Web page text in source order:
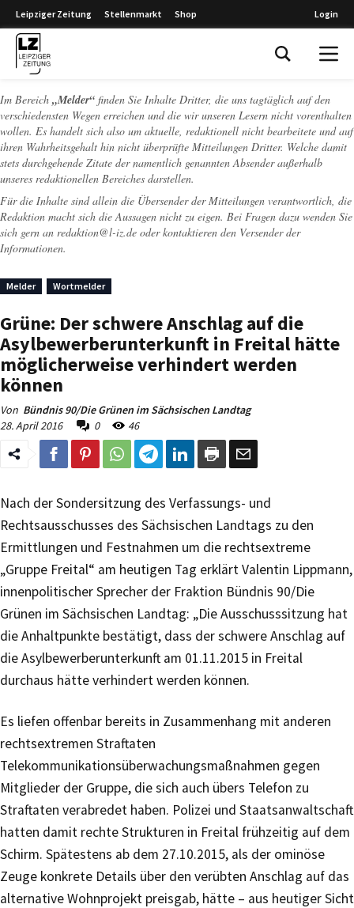
Leipziger Zeitung Stellenmarkt Shop Login
Im Bereich „Melder“ finden Sie Inhalte Dritter, die uns tagtäglich auf den
verschiedensten Wegen erreichen und die wir unseren Lesern nicht vorenthalten
wollen. Es handelt sich also um aktuelle, redaktionell nicht bearbeitete und auf
ihren Wahrheitsgehalt hin nicht überprüfte Mitteilungen Dritter. Welche damit
stets durchgehende Zitate der namentlich genannten Absender außerhalb
unseres redaktionellen Bereiches darstellen.
Für die Inhalte sind allein die Übersender der Mitteilungen verantwortlich, die
Redaktion macht sich die Aussagen nicht zu eigen. Bei Fragen dazu wenden Sie
sich gern an redaktion@l-iz.de oder kontaktieren den Versender der
Informationen.
Melder Wortmelder
Grüne: Der schwere Anschlag auf die
Asylbewerberunterkunft in Freital hätte
möglicherweise verhindert werden
können
Von Bündnis 90/Die Grünen im Sächsischen Landtag
28. April 2016
0 46
Nach der Sondersitzung des Verfassungs- und
Rechtsausschusses des Sächsischen Landtags zu den
Ermittlungen und Festnahmen um die rechtsextreme
„Gruppe Freital“ am heutigen Tag erklärt Valentin Lippmann,
innenpolitischer Sprecher der Fraktion Bündnis 90/Die
Grünen im Sächsischen Landtag: „Die Ausschusssitzung hat
die Anhaltpunkte bestätigt, dass der schwere Anschlag auf
die Asylbewerberunterkunft am 01.11.2015 in Freital
durchaus hätte verhindert werden können.
Es liefen offenbar bereits in Zusammenhang mit anderen
rechtsextremen Straftaten
Telekommunikationsüberwachungsmaßnahmen gegen
Mitglieder der Gruppe, die sich auch übers Telefon zu
Straftaten verabredet haben. Polizei und Staatsanwaltschaft
hatten damit rechte Strukturen in Freital frühzeitig auf dem
Schirm. Spätestens ab dem 27.10.2015, als der ominöse
Zeuge konkrete Details über den verübten Anschlag auf das
alternative Wohnprojekt preisgab, hätte – aus heutiger Sicht